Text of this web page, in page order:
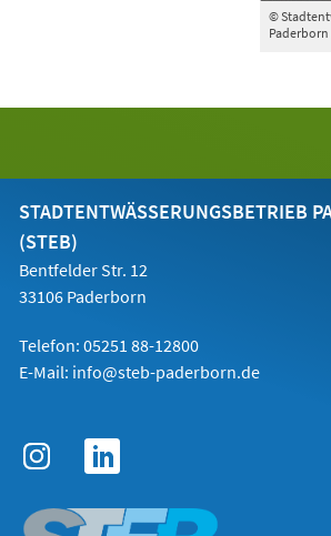
©
Paderborn
STADTENTWÄSSERUNGSBETRIEB
(STEB)
Bentfelder Str. 12
33106 Paderborn
Telefon: 05251 88-12800
E-Mail: info@steb-paderborn.de